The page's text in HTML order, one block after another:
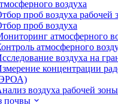
воздуха
проб воздуха рабочей
проб воздуха
атмосферного
атмосферного
воздуха на
концентрации
воздуха рабочей зоны
почвы